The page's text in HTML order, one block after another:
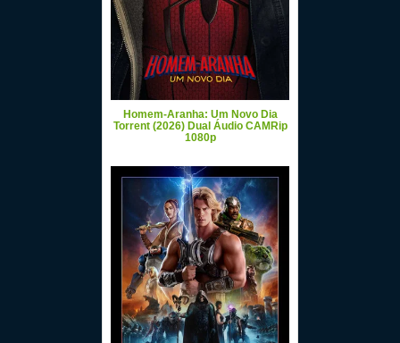
Homem-Aranha: Um Novo Dia
Torrent (2026) Dual Áudio CAMRip
1080p